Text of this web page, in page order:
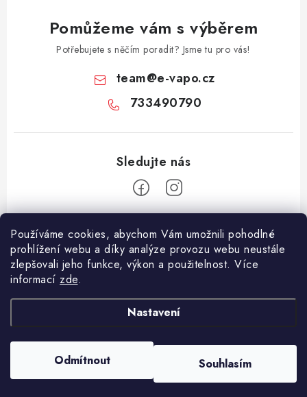
Používáme cookies, abychom Vám umožnili pohodlné
prohlížení webu a díky analýze provozu webu neustále
zlepšovali jeho funkce, výkon a použitelnost. Více
informací zde.
Nastavení
Odmítnout Souhlasím
Pomůžeme vám s výběrem
Potřebujete s něčím poradit? Jsme tu pro vás!
team@e-vapo.cz
733490790
Z
Facebook
Jak reklamovat či vrátit zboží
cookies